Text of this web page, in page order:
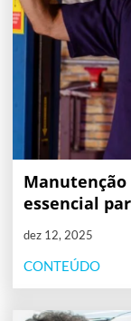
essencial
dez 12, 2025
CONTEÚDO